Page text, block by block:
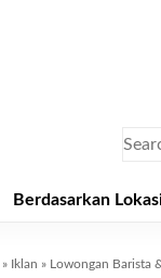
Berdasarkan
» Iklan » Lowongan Barista